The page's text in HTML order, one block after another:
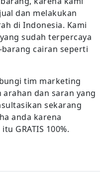
dan melakukan
di Indonesia. Kami
sudah terpercaya
cairan seperti
tim marketing
dan saran yang
sekarang
anda karena
GRATIS 100%.